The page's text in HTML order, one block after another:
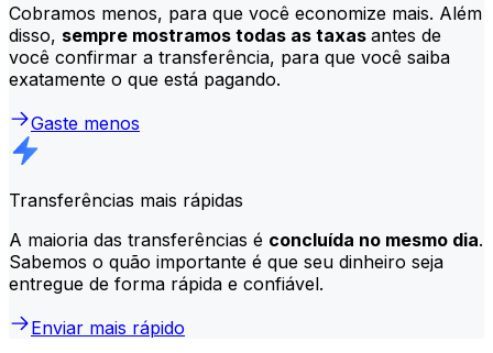
Cobramos menos, para que você economize mais. Além
disso, sempre mostramos todas as taxas antes de
você confirmar a transferência, para que você saiba
exatamente o que está pagando.
Gaste menos
Transferências mais rápidas
A maioria das transferências é concluída no mesmo dia.
Sabemos o quão importante é que seu dinheiro seja
entregue de forma rápida e confiável.
Enviar mais rápido